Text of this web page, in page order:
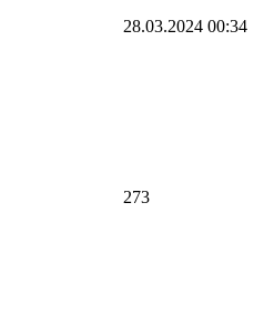
28.03.2024 00:34
273